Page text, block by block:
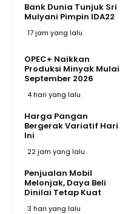
Bank Dunia Tunjuk Sri
Mulyani Pimpin IDA22
17 jam yang lalu
OPEC+ Naikkan
Produksi Minyak Mulai
September 2026
4 hari yang lalu
Harga Pangan
Bergerak Variatif Hari
Ini
22 jam yang lalu
Penjualan Mobil
Melonjak, Daya Beli
Dinilai Tetap Kuat
3 hari yang lalu